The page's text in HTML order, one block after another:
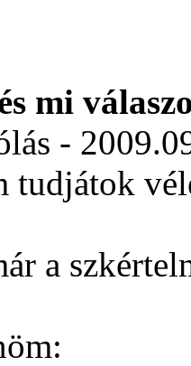
mi
-
tudjátok
a